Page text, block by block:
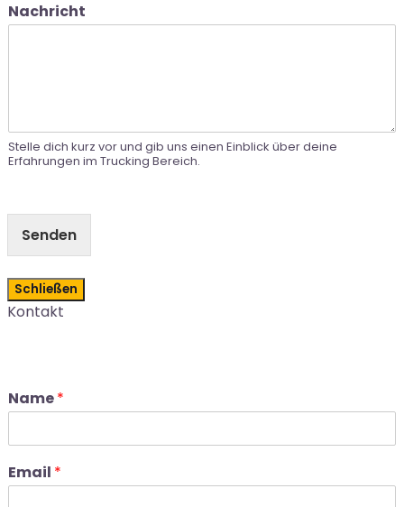
Nachricht
Stelle dich kurz vor und gib uns einen Einblick über deine
Erfahrungen im Trucking Bereich.
Senden
Schließen
Kontakt
Name*
Email *